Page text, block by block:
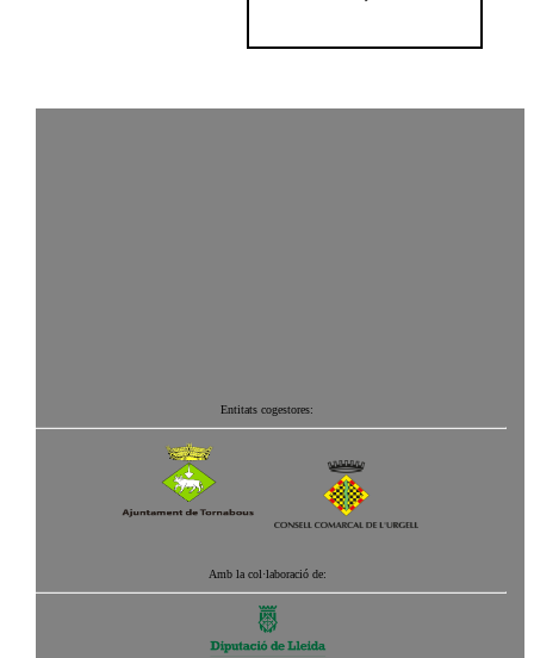
Entitats cogestores:
Amb la col·laboració de: